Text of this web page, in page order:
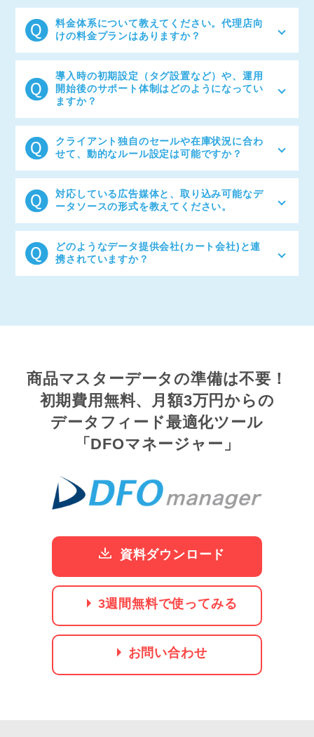
はい。まずはご要望をお聞かせください。
私たちは、Googleショッピング広告、Facebookや
Instagram、Criteoといった広告媒体で配信に必要な
データフィードの構築支援サービス「DFO」におい
実績から培ったノウハウを駆使しEC、求人、不動産な
ど様々な業種の企業様へデータフィードの活用、WEB
広告運用代行と分析まで一気通貫でご支援しておりま
料金体系について教えてください。代理店向
けの料金プランはありますか？
はい、ご用意しております。 クライアント数や案件規
模に応じて柔軟に対応できる代理店様向けの料金プラ
ンがございます。貴社のビジネス成長に貢献できるご
提案をさせていただきますので、ぜひ一度お問い合わ
せください。
導入時の初期設定（タグ設置など）や、運用
開始後のサポート体制はどのようになってい
ますか？
貴社のエンジニアに負担をかけない、手厚いサポート
体制を整えています。運用開始後も、媒体の仕様変更
への対応はもちろん、フィードの加工設定関する技術
的なご質問やご相談は、担当者がメールや電話で迅速
クライアント独自のセールや在庫状況に合わ
せて、動的なルール設定は可能ですか？
はい、柔軟なルール設定が可能です。 例えば、以下の
ような処理をノーコード（プログラミング知識不要）
で、管理画面から簡単に設定できます。「在庫が残り
5点以下になったら自動で広告から除外する」「商品
【20%OFF】と自動で追加する」「Google広告用と
Facebook広告用で、それぞれ最適なタイトルやパラ
メータを指定する」これにより、クライアントごとの
細かな要望にも迅速に対応できます。
対応している広告媒体と、取り込み可能なデ
ータソースの形式を教えてください。
国内外の主要な広告媒体に幅広く対応しております。
Google、Meta（Facebook/Instagram）、Criteo、
LINE、Yahoo!、TikTok、求人ボックス、メルカリAds
など、主要な媒体は全てカバーしています。また、デ
どのようなデータ提供会社(カート会社)と連
携されていますか？
商品マスターデータの準備は不要！
初期費用無料、月額3万円からの
データフィード最適化ツール
「DFOマネージャー」
資料ダウンロード
3週間無料で使ってみる
お問い合わせ